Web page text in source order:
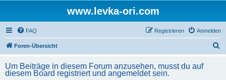
www.levka-ori.com
FAQ Anmelden
Registrieren
Foren-Übersicht
Um Beiträge in diesem Forum anzusehen, musst du auf
diesem Board registriert und angemeldet sein.